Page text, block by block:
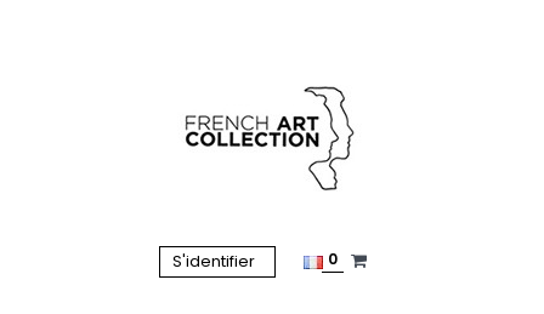
S'identifier 0